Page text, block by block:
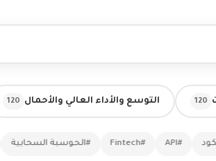
120 التوسع والأداء العالي والأحمال 120
#الحوسبة السحابية